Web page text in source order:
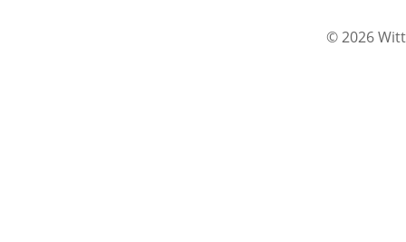
© 2026 Witt